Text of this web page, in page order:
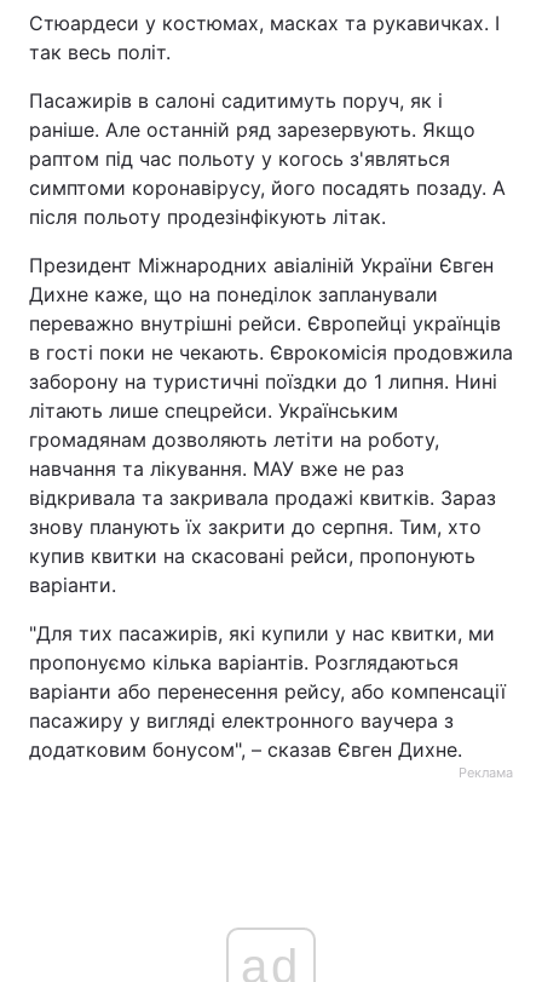
Стюардеси у костюмах, масках та рукавичках. І
так весь політ.
Пасажирів в салоні садитимуть поруч, як і
раніше. Але останній ряд зарезервують. Якщо
раптом під час польоту у когось з'являться
симптоми коронавірусу, його посадять позаду. А
після польоту продезінфікують літак.
Президент Міжнародних авіаліній України Євген
Дихне каже, що на понеділок запланували
переважно внутрішні рейси. Європейці українців
в гості поки не чекають. Єврокомісія продовжила
заборону на туристичні поїздки до 1 липня. Нині
літають лише спецрейси. Українським
громадянам дозволяють летіти на роботу,
навчання та лікування. МАУ вже не раз
відкривала та закривала продажі квитків. Зараз
знову планують їх закрити до серпня. Тим, хто
купив квитки на скасовані рейси, пропонують
варіанти.
"Для тих пасажирів, які купили у нас квитки, ми
пропонуємо кілька варіантів. Розглядаються
варіанти або перенесення рейсу, або компенсації
пасажиру у вигляді електронного ваучера з
додатковим бонусом", – сказав Євген Дихне.
Реклама
ad